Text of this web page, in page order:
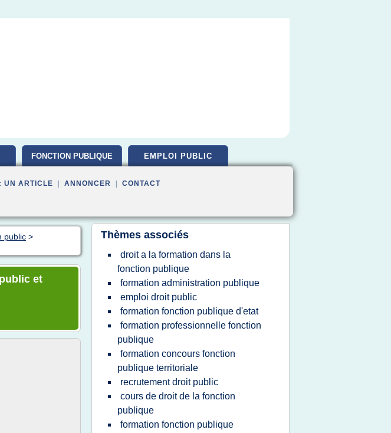
FONCTION PUBLIQUE EMPLOI PUBLIC
UN ARTICLE ANNONCER CONTACT
public >
et
Thèmes associés
droit a la formation dans la
fonction publique
formation administration publique
emploi droit public
formation fonction publique d'etat
formation professionnelle fonction
publique
formation concours fonction
publique territoriale
recrutement droit public
cours de droit de la fonction
publique
formation fonction publique